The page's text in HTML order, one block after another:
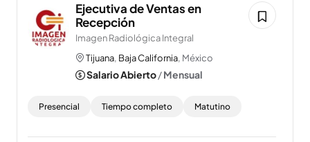
Ejecutiva de Ventas en
Recepción
Imagen Radiológica Integral
Tijuana, Baja California, México
Salario Abierto/Mensual
Presencial Tiempo completo Matutino